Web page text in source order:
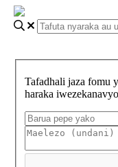
Tafadhali jaza fomu
haraka